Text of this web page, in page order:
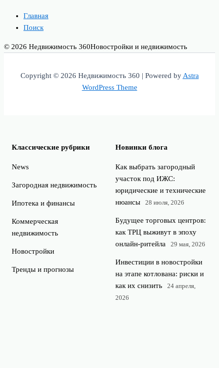
Главная
Поиск
© 2026 Недвижимость 360Новостройки и недвижимость
Copyright © 2026 Недвижимость 360 | Powered byAstra
WordPress Theme
Классические рубрики
News
Загородная недвижимость
Ипотека и финансы
Коммерческая
недвижимость
Новостройки
Тренды и прогнозы
Новинки блога
Как выбрать загородный
участок под ИЖС:
юридические и технические
нюансы
28 июля, 2026
Будущее торговых центров:
как ТРЦ выживут в эпоху
онлайн-ритейла
29 мая, 2026
Инвестиции в новостройки
на этапе котлована: риски и
как их снизить
24 апреля,
2026